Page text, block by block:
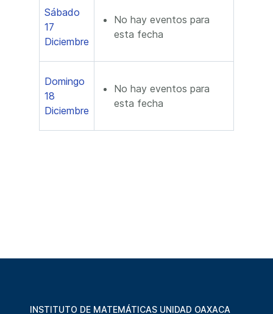
Sábado
17
Diciembre
No hay eventos para
esta fecha
Domingo
18
Diciembre
No hay eventos para
esta fecha
INSTITUTO DE MATEMÁTICAS UNIDAD OAXACA